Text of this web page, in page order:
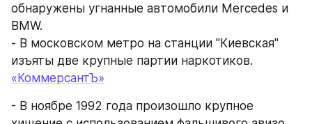
обнаружены угнанные автомобили Mercedes и
BMW.
- В московском метро на станции "Киевская"
изъяты две крупные партии наркотиков.
«КоммерсантЪ»
- В ноябре 1992 года произошло крупное